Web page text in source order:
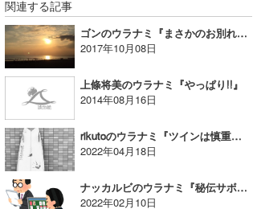
関連する記事
ゴンのウラナミ『まさかのお別れ。』
2017年10月08日
上條将美のウラナミ『やっぱり!!』
2014年08月16日
rikutoのウラナミ『ツインは慎重に』
2022年04月18日
ナッカルビのウラナミ『秘伝サボりの手引書』
2022年02月10日